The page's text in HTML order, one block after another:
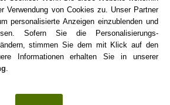
shock" und die Verschiebung gibt es
zum Rechten, und nicht zum Nachteil.
Verwendung von Cookies zu. Unser Partner
personalisierte Anzeigen einzublenden und
Sofern Sie die Personalisierungs-
stimmen Sie dem mit Klick auf den
Informationen erhalten Sie in unserer